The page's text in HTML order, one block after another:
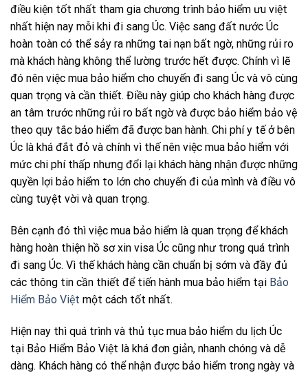
điều kiện tốt nhất tham gia chương trình bảo hiểm ưu việt
nhất hiện nay mỗi khi đi sang Úc. Việc sang đất nước Úc
hoàn toàn có thể sảy ra những tai nạn bất ngờ, những rủi ro
mà khách hàng không thể lường trước hết được. Chính vì lẽ
đó nên việc mua bảo hiểm cho chuyến đi sang Úc và vô cùng
quan trọng và cần thiết. Điều này giúp cho khách hàng được
an tâm trước những rủi ro bất ngờ và được bảo hiểm bảo vệ
theo quy tắc bảo hiểm đã được ban hành. Chi phí y tế ở bên
Úc là khá đắt đỏ và chính vì thế nên việc mua bảo hiểm với
mức chi phí thấp nhưng đổi lại khách hàng nhận được những
quyền lợi bảo hiểm to lớn cho chuyến đi của mình và điều vô
cùng tuyệt vời và quan trọng.
Bên cạnh đó thì việc mua bảo hiểm là quan trọng để khách
hàng hoàn thiện hồ sơ xin visa Úc cũng như trong quá trình
đi sang Úc. Vì thế khách hàng cần chuẩn bị sớm và đầy đủ
các thông tin cần thiết để tiến hành mua bảo hiểm tại Bảo
Hiểm Bảo Việt một cách tốt nhất.
Hiện nay thì quá trình và thủ tục mua bảo hiểm du lịch Úc
tại Bảo Hiểm Bảo Việt là khá đơn giản, nhanh chóng và dễ
dàng. Khách hàng có thể nhận được bảo hiểm trong ngày và